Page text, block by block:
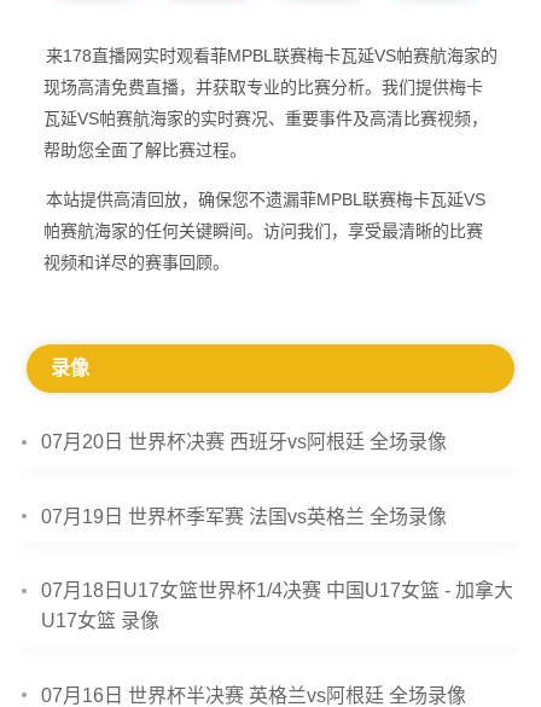
来178直播网实时观看菲MPBL联赛梅卡瓦延VS帕赛航海家的
现场高清免费直播，并获取专业的比赛分析。我们提供梅卡
瓦延VS帕赛航海家的实时赛况、重要事件及高清比赛视频，
帮助您全面了解比赛过程。
本站提供高清回放，确保您不遗漏菲MPBL联赛梅卡瓦延VS
帕赛航海家的任何关键瞬间。访问我们，享受最清晰的比赛
视频和详尽的赛事回顾。
录像
07月20日 世界杯决赛 西班牙vs阿根廷 全场录像
07月19日 世界杯季军赛 法国vs英格兰 全场录像
07月18日U17女篮世界杯1/4决赛 中国U17女篮 - 加拿大
U17女篮 录像
07月16日 世界杯半决赛 英格兰vs阿根廷 全场录像